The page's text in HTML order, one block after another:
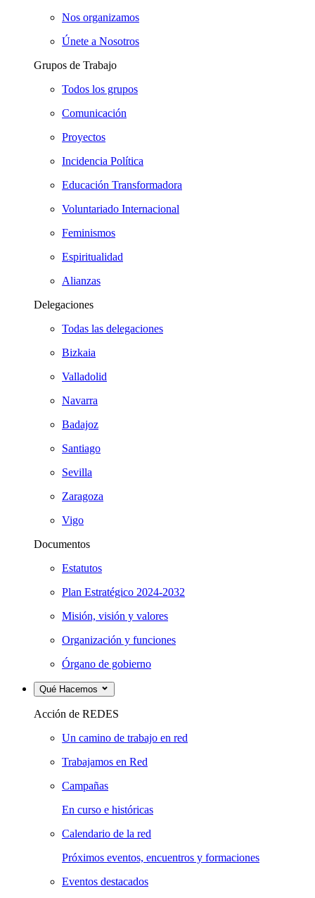
Nos organizamos
Únete a Nosotros
Grupos de Trabajo
Todos los grupos
Comunicación
Proyectos
Incidencia Política
Educación Transformadora
Voluntariado Internacional
Feminismos
Espiritualidad
Alianzas
Delegaciones
Todas las delegaciones
Bizkaia
Valladolid
Navarra
Badajoz
Santiago
Sevilla
Zaragoza
Vigo
Documentos
Estatutos
Plan Estratégico 2024-2032
Misión, visión y valores
Organización y funciones
Órgano de gobierno
Qué Hacemos
Acción de REDES
Un camino de trabajo en red
Trabajamos en Red
Campañas
En curso e históricas
Calendario de la red
Próximos eventos, encuentros y formaciones
Eventos destacados